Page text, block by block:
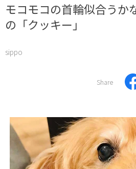
モコモコの首輪似合う
の「クッキー」
sippo
Share